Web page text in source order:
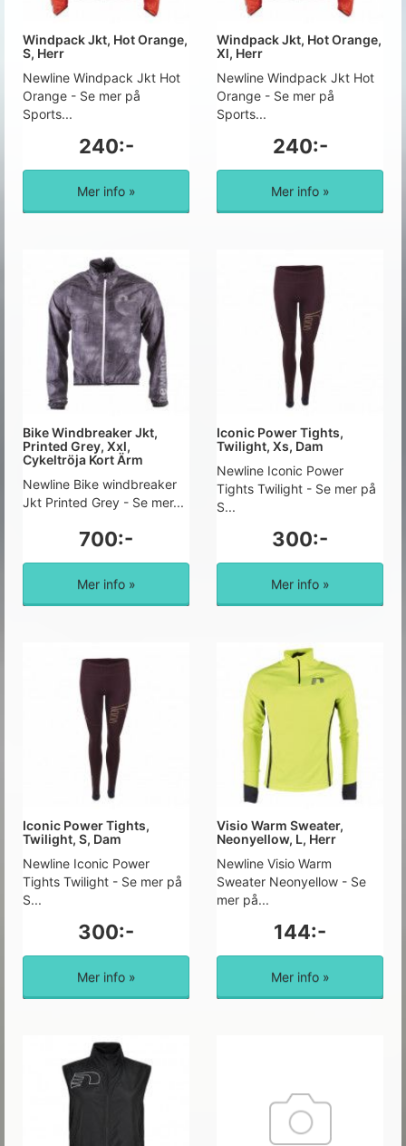
Windpack Jkt, Hot Orange,
S, Herr
Newline Windpack Jkt Hot
Orange - Se mer på
Sports...
240:-
Mer info »
Windpack Jkt, Hot Orange,
Xl, Herr
Newline Windpack Jkt Hot
Orange - Se mer på
Sports...
240:-
Mer info »
Bike Windbreaker Jkt,
Printed Grey, Xxl,
Cykeltröja Kort Ärm
Newline Bike windbreaker
Jkt Printed Grey - Se mer...
700:-
Mer info »
Iconic Power Tights,
Twilight, Xs, Dam
Newline Iconic Power
Tights Twilight - Se mer på
S...
300:-
Mer info »
Iconic Power Tights,
Twilight, S, Dam
Newline Iconic Power
Tights Twilight - Se mer på
S...
300:-
Mer info »
Visio Warm Sweater,
Neonyellow, L, Herr
Newline Visio Warm
Sweater Neonyellow - Se
mer på...
144:-
Mer info »